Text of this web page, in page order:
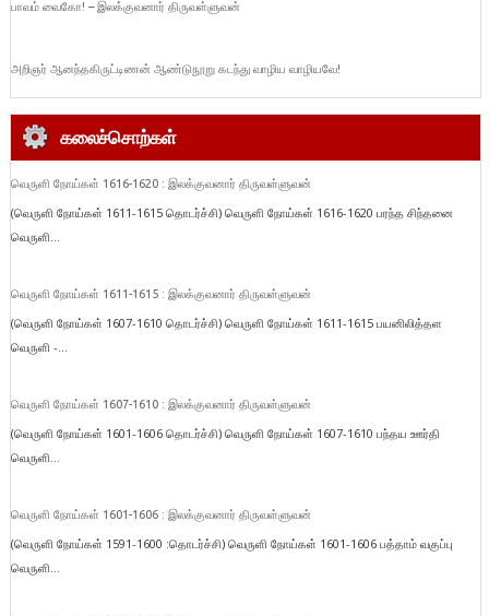
பாவம் வைகோ! – இலக்குவனார் திருவள்ளுவன்
அறிஞர் ஆனந்தகிருட்டிணன் ஆண்டுநூறு கடந்து வாழிய வாழியவே!
கலைச்சொற்கள்
வெருளி நோய்கள் 1616-1620 : இலக்குவனார் திருவள்ளுவன்
(வெருளி நோய்கள் 1611-1615 தொடர்ச்சி) வெருளி நோய்கள் 1616-1620 பரந்த சிந்தனை
வெருளி...
வெருளி நோய்கள் 1611-1615 : இலக்குவனார் திருவள்ளுவன்
(வெருளி நோய்கள் 1607-1610 தொடர்ச்சி) வெருளி நோய்கள் 1611-1615 பயனிலித்தள
வெருளி -...
வெருளி நோய்கள் 1607-1610 : இலக்குவனார் திருவள்ளுவன்
(வெருளி நோய்கள் 1601-1606 தொடர்ச்சி) வெருளி நோய்கள் 1607-1610 பந்தய ஊர்தி
வெருளி...
வெருளி நோய்கள் 1601-1606 : இலக்குவனார் திருவள்ளுவன்
(வெருளி நோய்கள் 1591-1600 :தொடர்ச்சி) வெருளி நோய்கள் 1601-1606 பத்தாம் வகுப்பு
வெருளி...